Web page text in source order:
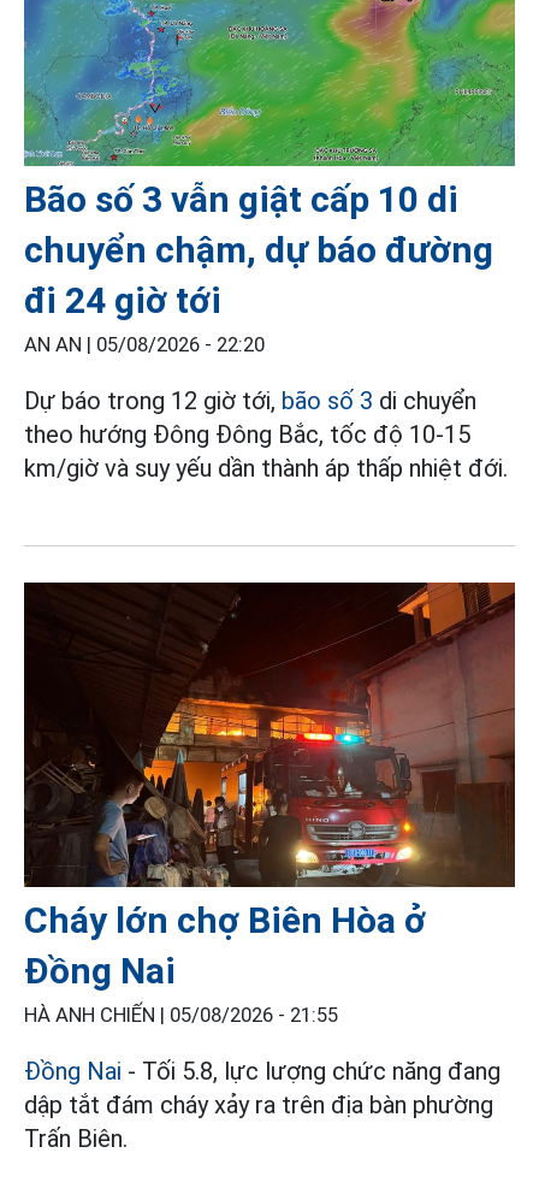
Bão số 3 vẫn giật cấp 10 di
chuyển chậm, dự báo đường
đi 24 giờ tới
AN AN | 05/08/2026 - 22:20
Dự báo trong 12 giờ tới, bão số 3 di chuyển
theo hướng Đông Đông Bắc, tốc độ 10-15
km/giờ và suy yếu dần thành áp thấp nhiệt đới.
Cháy lớn chợ Biên Hòa ở
Đồng Nai
HÀ ANH CHIẾN | 05/08/2026 - 21:55
Đồng Nai - Tối 5.8, lực lượng chức năng đang
dập tắt đám cháy xảy ra trên địa bàn phường
Trấn Biên.